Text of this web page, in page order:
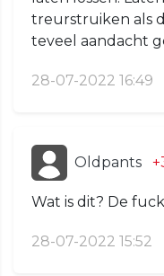
treurstruiken als
teveel aandacht
28-07-2022 16:49
Oldpants
Wat is dit? De
28-07-2022 15:52